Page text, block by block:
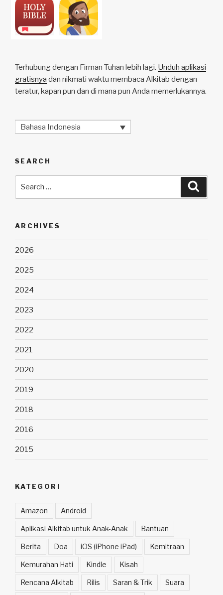
Terhubung dengan Firman Tuhan lebih lagi. Unduh aplikasi
gratisnya dan nikmati waktu membaca Alkitab dengan
teratur, kapan pun dan di mana pun Anda memerlukannya.
Bahasa Indonesia
SEARCH
ARCHIVES
2026
2025
2024
2023
2022
2021
2020
2019
2018
2016
2015
KATEGORI
Amazon Android
Aplikasi Alkitab untuk Anak-Anak Bantuan
Berita Doa iOS (iPhone iPad) Kemitraan
Kemurahan Hati Kindle Kisah
Rencana Alkitab Rilis Saran & Trik Suara